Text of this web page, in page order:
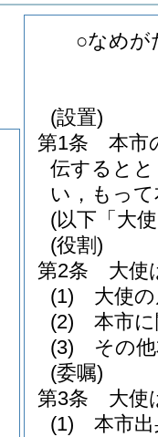
○なめが
(設置)
第1条
本市
伝すると
い，もっ
(以下「大
(役割)
第2条
大使
(1)
大使
(2)
本市
(3)
その
(委嘱)
第3条
大使
(1)
本市